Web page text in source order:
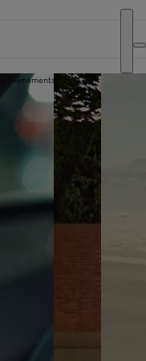
Évènements
en plein écran
suivante